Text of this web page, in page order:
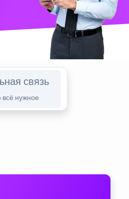
связь
нужное